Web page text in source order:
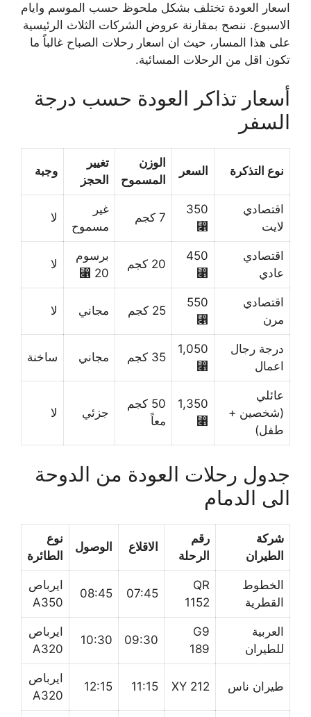
اسعار العودة تختلف بشكل ملحوظ حسب الموسم وايام
الاسبوع. ننصح بمقارنة عروض الشركات الثلاث الرئيسية
على هذا المسار، حيث ان اسعار رحلات الصباح غالباً ما
تكون اقل من الرحلات المسائية.
أسعار تذاكر العودة حسب درجة
السفر
نوع التذكرة السعر
الوزن
المسموح
تغيير
الحجز
وجبة
اقتصادي
لايت
350
⃁
7 كجم
غير
مسموح
لا
اقتصادي
عادي
450
⃁
20 كجم
برسوم
20 ⃁
لا
اقتصادي
مرن
550
⃁
25 كجم مجاني لا
درجة رجال
اعمال
1,050
⃁
35 كجم مجاني ساخنة
عائلي
(شخصين +
طفل)
1,350
⃁
50 كجم
معاً
جزئي لا
جدول رحلات العودة من الدوحة
الى الدمام
شركة
الطيران
رقم
الرحلة
الاقلاع الوصول
نوع
الطائرة
الخطوط
القطرية
QR
1152
07:45
08:45
ايرباص
A350
العربية
للطيران
G9
189
09:30
10:30
ايرباص
A320
طيران ناس XY 212
11:15
12:15
ايرباص
A320